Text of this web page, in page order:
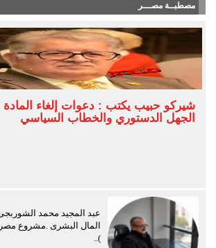
مصطبــة مصـــر
الجهل الدستوري والخطاب السياسي
عبد المجيد محمد
المال البشرى .مشروع
)..